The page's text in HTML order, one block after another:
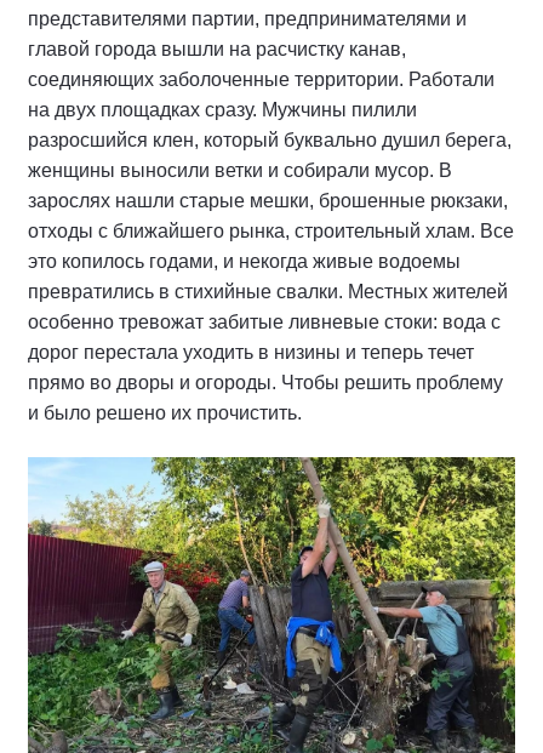
представителями партии, предпринимателями и
главой города вышли на расчистку канав,
соединяющих заболоченные территории. Работали
на двух площадках сразу. Мужчины пилили
разросшийся клен, который буквально душил берега,
женщины выносили ветки и собирали мусор. В
зарослях нашли старые мешки, брошенные рюкзаки,
отходы с ближайшего рынка, строительный хлам. Все
это копилось годами, и некогда живые водоемы
превратились в стихийные свалки. Местных жителей
особенно тревожат забитые ливневые стоки: вода с
дорог перестала уходить в низины и теперь течет
прямо во дворы и огороды. Чтобы решить проблему
и было решено их прочистить.